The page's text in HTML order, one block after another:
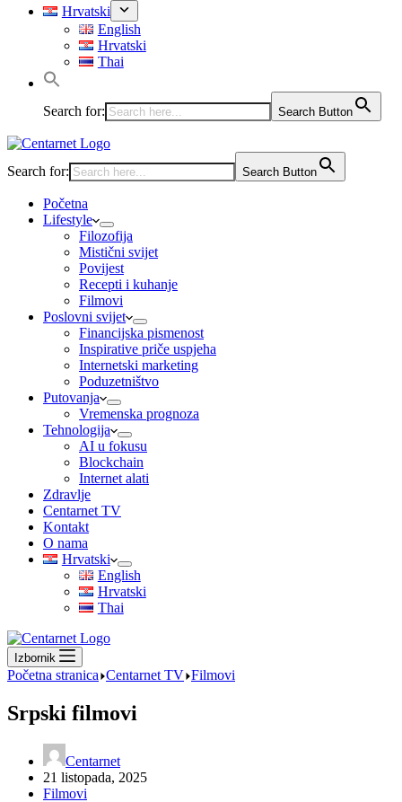
Hrvatski
English
Hrvatski
Thai
Search for: Search Button
Search for: Search Button
Početna
Lifestyle
Filozofija
Mistični svijet
Povijest
Recepti i kuhanje
Filmovi
Poslovni svijet
Financijska pismenost
Inspirative priče uspjeha
Internetski marketing
Poduzetništvo
Putovanja
Vremenska prognoza
Tehnologija
AI u fokusu
Blockchain
Internet alati
Zdravlje
Centarnet TV
Kontakt
O nama
Hrvatski
English
Hrvatski
Thai
Izbornik
Početna stranica Centarnet TV Filmovi
Srpski filmovi
Centarnet
21 listopada, 2025
Filmovi